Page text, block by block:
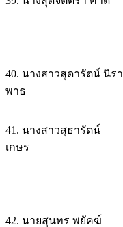
40. นางสาวสุดารัตน์ นิรา
พาธ
41. นางสาวสุธารัตน์
เกษร
42. นายสุนทร พยัคฆ์